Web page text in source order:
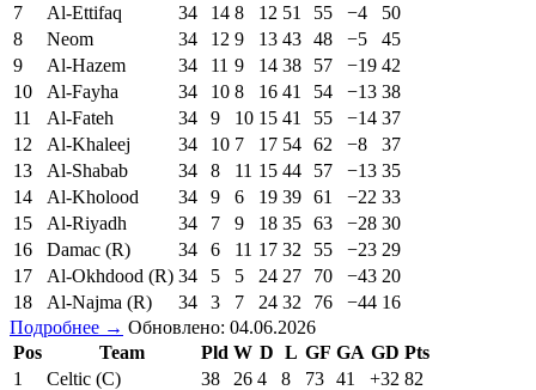
7
Al-Ettifaq 34 14 8 12 51 55 −4
50
8
Neom 34 12 9 13 43 48 −5
45
9
Al-Hazem 34 11 9 14 38 57 −19 42
10
Al-Fayha 34 10 8 16 41 54 −13 38
11
Al-Fateh 34 9 10 15 41 55 −14 37
12
Al-Khaleej 34 10 7 17 54 62 −8
37
13
Al-Shabab 34 8 11 15 44 57 −13 35
14
Al-Kholood 34 9 6 19 39 61 −22 33
15
Al-Riyadh 34 7 9 18 35 63 −28 30
16
Damac (R) 34 6 11 17 32 55 −23 29
17
Al-Okhdood (R) 34 5 5 24 27 70 −43 20
18
Al-Najma (R) 34 3 7 24 32 76 −44 16
Подробнее → Обновлено: 04.06.2026
Pos
Team Pld W D L GF GA GD Pts
1
Celtic (C) 38 26 4 8 73 41 +32 82